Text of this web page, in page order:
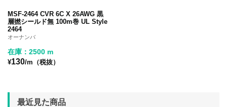
MSF-2464 CVR 6C X 26AWG 黒
層撚シールド無 100m巻 UL Style
2464
オーナンバ
在庫：2500 m
¥130/m（税抜）
最近見た商品